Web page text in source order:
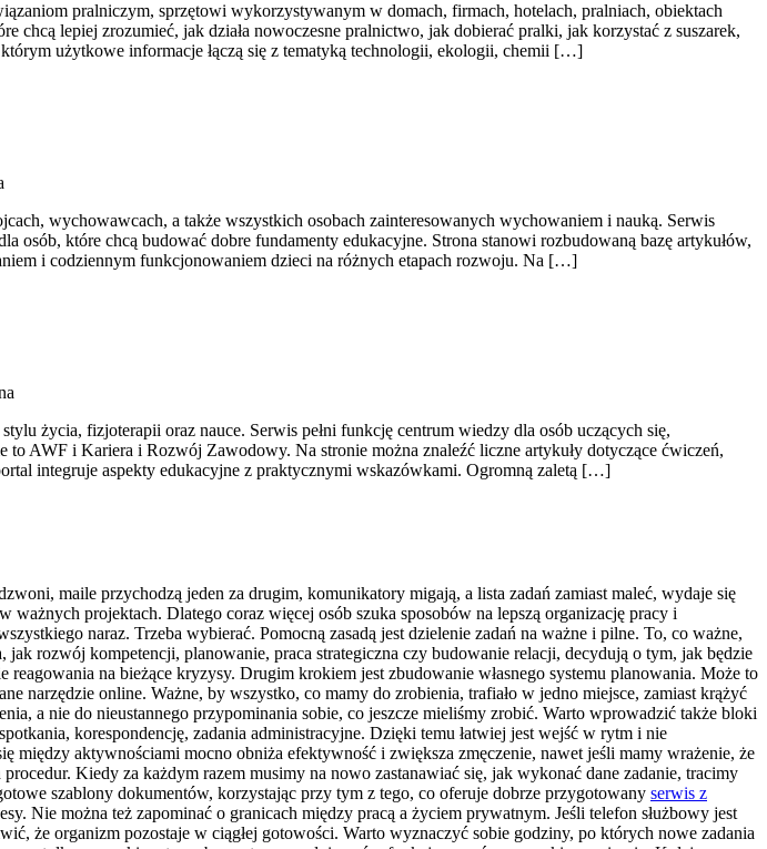
pralniczym, sprzętowi wykorzystywanym w domach, firmach, hotelach, pralniach, obiektach
chcą lepiej zrozumieć, jak działa nowoczesne pralnictwo, jak dobierać pralki, jak korzystać z suszarek,
użytkowe informacje łączą się z tematyką technologii, ekologii, chemii […]
wychowawcach, a także wszystkich osobach zainteresowanych wychowaniem i nauką. Serwis
osób, które chcą budować dobre fundamenty edukacyjne. Strona stanowi rozbudowaną bazę artykułów,
i codziennym funkcjonowaniem dzieci na różnych etapach rozwoju. Na […]
życia, fizjoterapii oraz nauce. Serwis pełni funkcję centrum wiedzy dla osób uczących się,
AWF i Kariera i Rozwój Zawodowy. Na stronie można znaleźć liczne artykuły dotyczące ćwiczeń,
integruje aspekty edukacyjne z praktycznymi wskazówkami. Ogromną zaletą […]
maile przychodzą jeden za drugim, komunikatory migają, a lista zadań zamiast maleć, wydaje się
projektach. Dlatego coraz więcej osób szuka sposobów na lepszą organizację pracy i
naraz. Trzeba wybierać. Pomocną zasadą jest dzielenie zadań na ważne i pilne. To, co ważne,
jak rozwój kompetencji, planowanie, praca strategiczna czy budowanie relacji, decydują o tym, jak będzie
na bieżące kryzysy. Drugim krokiem jest zbudowanie własnego systemu planowania. Może to
narzędzie online. Ważne, by wszystko, co mamy do zrobienia, trafiało w jedno miejsce, zamiast krążyć
a nie do nieustannego przypominania sobie, co jeszcze mieliśmy zrobić. Warto wprowadzić także bloki
korespondencję, zadania administracyjne. Dzięki temu łatwiej jest wejść w rytm i nie
między aktywnościami mocno obniża efektywność i zwiększa zmęczenie, nawet jeśli mamy wrażenie, że
Kiedy za każdym razem musimy na nowo zastanawiać się, jak wykonać dane zadanie, tracimy
szablony dokumentów, korzystając przy tym z tego, co oferuje dobrze przygotowany serwis z
Nie można też zapominać o granicach między pracą a życiem prywatnym. Jeśli telefon służbowy jest
że organizm pozostaje w ciągłej gotowości. Warto wyznaczyć sobie godziny, po których nowe zadania